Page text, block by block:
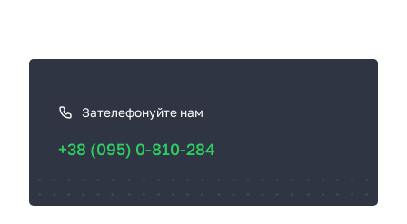
з
Зателефонуйте нам
+38 (095) 0-810-284